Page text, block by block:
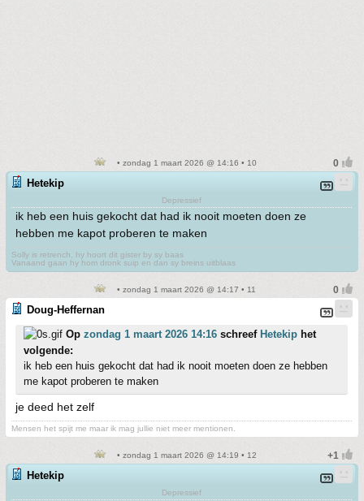
• zondag 1 maart 2026 @ 14:16 • 10
Hetekip
Depressief
ik heb een huis gekocht dat had ik nooit moeten doen ze
hebben me kapot proberen te maken
Solly is retrench, hy hoort dit gister by sy baas
Vanaand gaan hy hom dronk suip en dan sy breins uitblaas
• zondag 1 maart 2026 @ 14:17 • 11
Doug-Heffernan
Op zondag 1 maart 2026 14:16 schreef Hetekip het
volgende:
ik heb een huis gekocht dat had ik nooit moeten doen ze hebben
me kapot proberen te maken
je deed het zelf
Mensen het spijt me maar ik mag jullie niet meer mentionen.
• zondag 1 maart 2026 @ 14:19 • 12
Hetekip
Depressief